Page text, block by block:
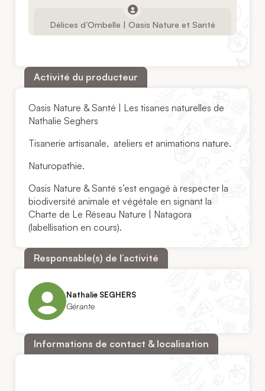
Délices d’Ombelle | Oasis Nature et Santé
Activité du producteur
Oasis Nature & Santé | Les tisanes naturelles de
Nathalie Seghers
Tisanerie artisanale, ateliers et animations nature.
Naturopathie.
Oasis Nature & Santé s’est engagé à respecter la
biodiversité animale et végétale en signant la
Charte de Le Réseau Nature | Natagora
(labellisation en cours).
Responsable(s) de l’activité
Nathalie SEGHERS
Gérante
Informations de contact & localisation